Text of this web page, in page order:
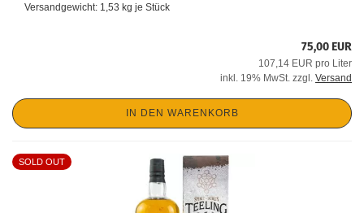
Versandgewicht: 1,53 kg je Stück
75,00 EUR
107,14 EUR pro Liter
inkl. 19% MwSt. zzgl. Versand
IN DEN WARENKORB
SOLD OUT